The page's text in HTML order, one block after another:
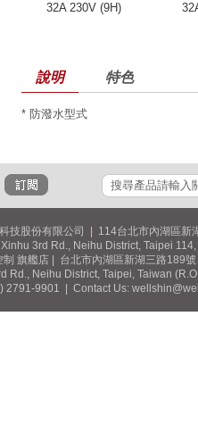
32A 230V (9H)
說明 特色
* 防潑水型式
技股份有限公司 | 114台北市內湖區新
3rd Rd., Neihu District, Taipei
旗艦店 | 台北市內湖區新湖三路189
Rd., Neihu District, Taipei, Taiwan
2791-9901 | Contact Us: